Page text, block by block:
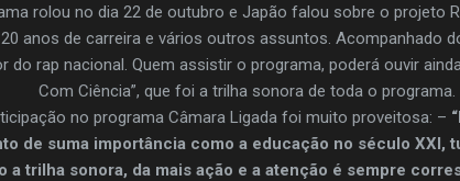
rolou no dia 22 de outubro e Japão falou sobre o projeto
anos de carreira e vários outros assuntos. Acompanhado
do rap nacional. Quem assistir o programa, poderá ouvir
Com Ciência”, que foi a trilha sonora de toda o programa.
no programa Câmara Ligada foi muito proveitosa: –
de suma importância como a educação no século XXI,
a trilha sonora, da mais ação e a atenção é sempre